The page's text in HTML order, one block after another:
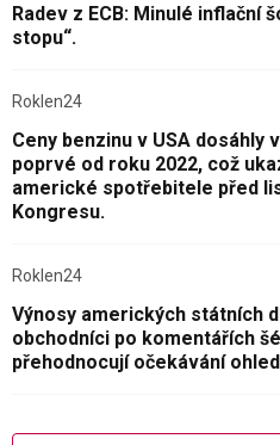
Radev z ECB: Minulé inflační
stopu“.
Roklen24
Ceny benzinu v USA dosáhly
poprvé od roku 2022, což
americké spotřebitele před
Kongresu.
Roklen24
Výnosy amerických státních
obchodníci po komentářích
přehodnocují očekávání